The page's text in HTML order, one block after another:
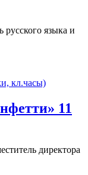
русского языка и
кл.часы)
11
директора